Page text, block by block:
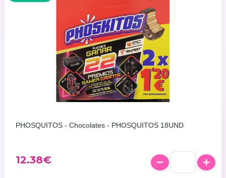
PHOSQUITOS - Chocolates - PHOSQUITOS 18UND
12.38€